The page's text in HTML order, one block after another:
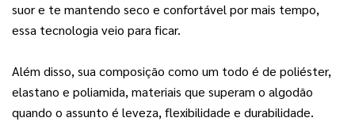
suor e te mantendo seco e confortável por mais tempo,
essa tecnologia veio para ficar.
Além disso, sua composição como um todo é de poliéster,
elastano e poliamida, materiais que superam o algodão
quando o assunto é leveza, flexibilidade e durabilidade.